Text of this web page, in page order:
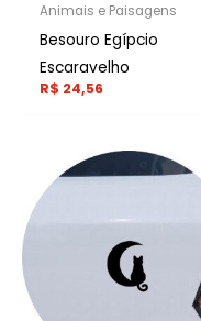
Animais e Paisagens
Besouro Egípcio
Escaravelho
R$ 24,56